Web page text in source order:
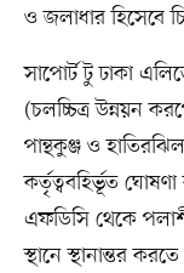
ও জলাধার হিসেবে
সাপোর্ট টু ঢাকা
(চলচ্চিত্র উন্নয়ন
পান্থকুঞ্জ ও
কর্তৃত্ববহির্ভূত
এফডিসি থেকে
স্থানে স্থানান্তর